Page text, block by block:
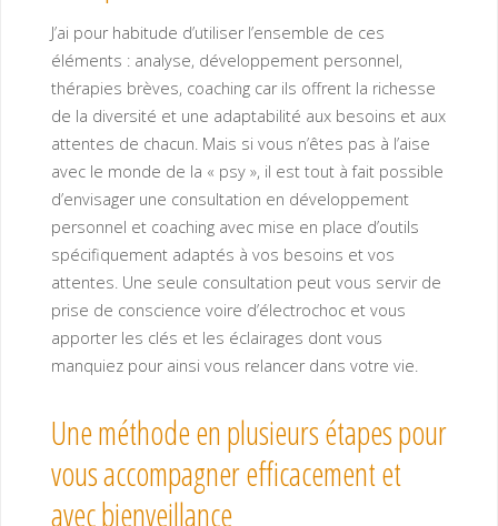
J’ai pour habitude d’utiliser l’ensemble de ces
éléments : analyse, développement personnel,
thérapies brèves, coaching car ils offrent la richesse
de la diversité et une adaptabilité aux besoins et aux
attentes de chacun. Mais si vous n’êtes pas à l’aise
avec le monde de la « psy », il est tout à fait possible
d’envisager une consultation en développement
personnel et coaching avec mise en place d’outils
spécifiquement adaptés à vos besoins et vos
attentes. Une seule consultation peut vous servir de
prise de conscience voire d’électrochoc et vous
apporter les clés et les éclairages dont vous
manquiez pour ainsi vous relancer dans votre vie.
Une méthode en plusieurs étapes pour
vous accompagner efficacement et
avec bienveillance